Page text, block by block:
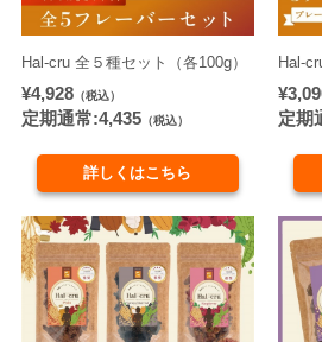
Hal-cru 全５種セット（各100g）
¥4,928（税込）
定期通常:4,435（税込）
詳しくはこちら
Hal-
定期